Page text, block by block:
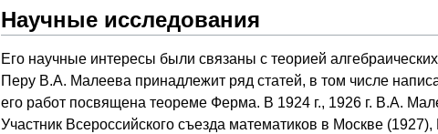
Научные исследования
Его научные интересы были связаны с теорией
Перу В.А. Малеева принадлежит ряд статей, в том числе
его работ посвящена теореме Ферма. В 1924 г., 1926 г. В.А.
Участник Всероссийского съезда математиков в Москве